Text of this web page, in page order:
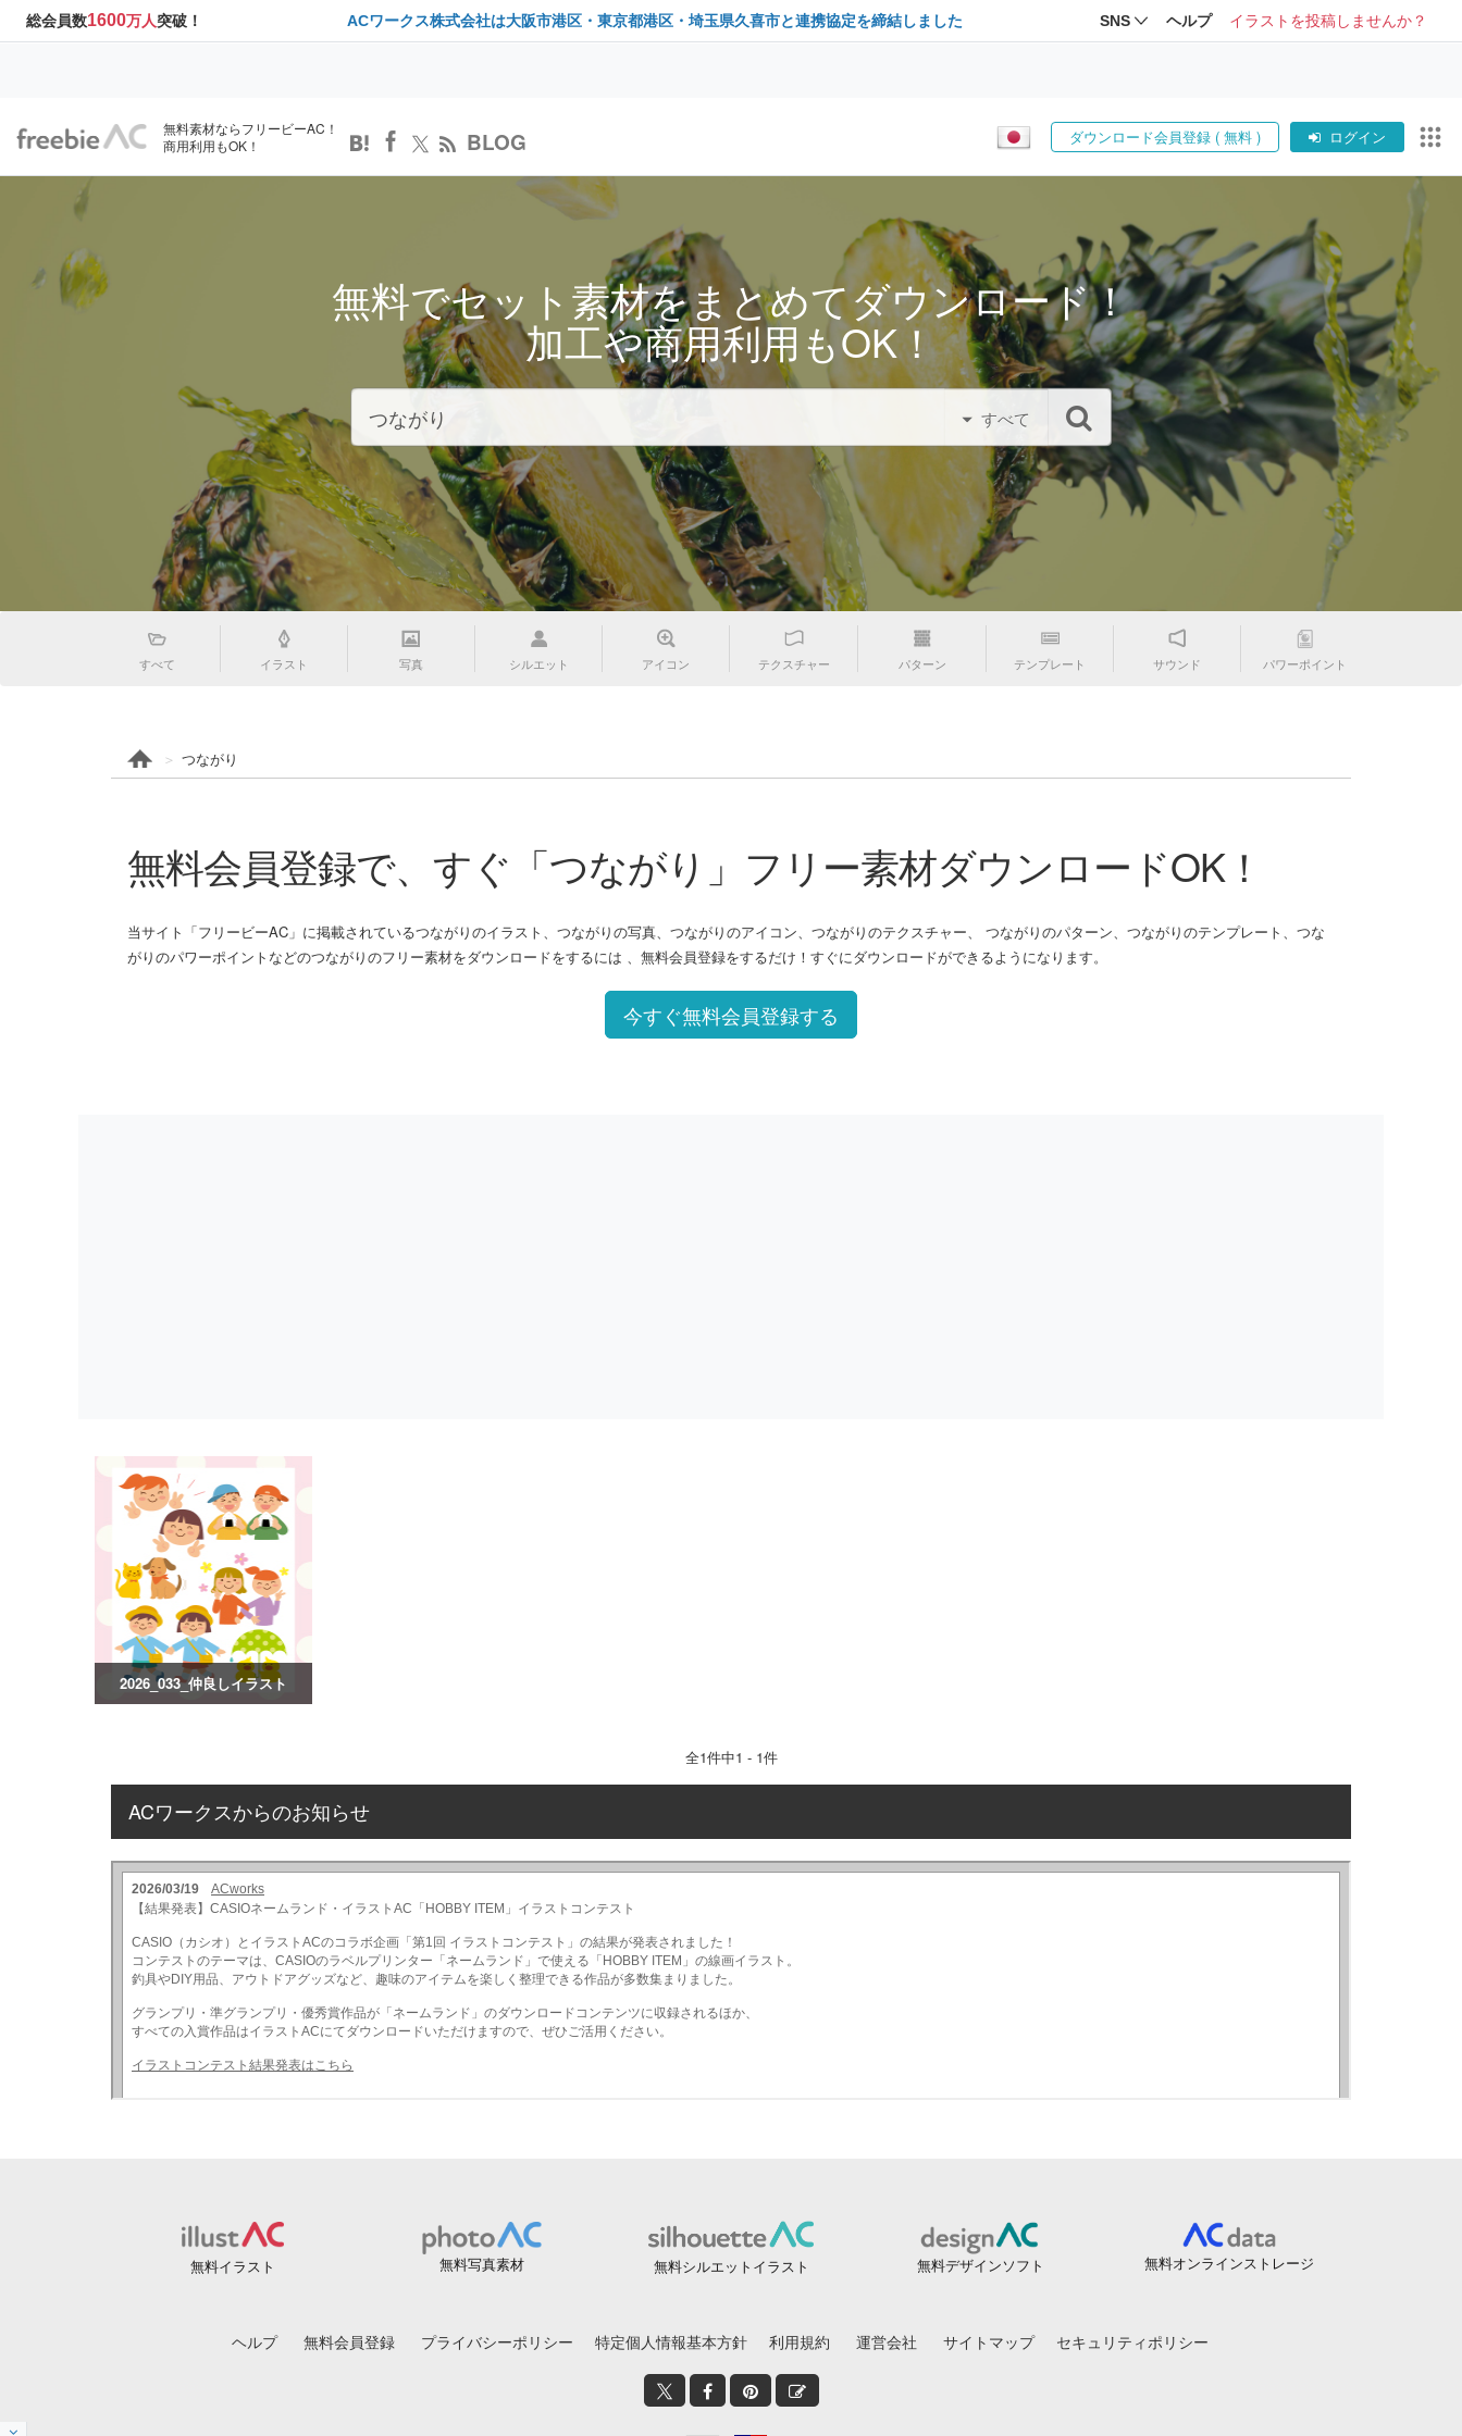
総会員数1600万人突破！ ACワークス株式会社は大阪市港区・東京都港区・埼玉県久喜市と連携協定を締結しました SNS ヘルプ イラストを投稿しませんか？
無料素材ならフリービーAC！
商用利用もOK！
BLOG ダウンロード会員登録 ( 無料 ) ログイン
無料でセット素材をまとめてダウンロード！
加工や商用利用もOK！
すべて
すべて イラスト 写真 シルエット アイコン テクスチャー パターン テンプレート サウンド パワーポイント
つながり
無料会員登録で、すぐ「つながり」フリー素材ダウンロードOK！
当サイト「フリービーAC」に掲載されているつながりのイラスト、つながりの写真、つながりのアイコン、つながりのテクスチャー、 つながりのパターン、つながりのテンプレート、つな
がりのパワーポイントなどのつながりのフリー素材をダウンロードをするには 、無料会員登録をするだけ！すぐにダウンロードができるようになります。
今すぐ無料会員登録する
2026_033_仲良しイラスト
全1件中1 - 1件
ACワークスからのお知らせ
無料イラスト 無料写真素材 無料シルエットイラスト 無料デザインソフト 無料オンラインストレージ
ヘルプ 無料会員登録 プライバシーポリシー 特定個人情報基本方針 利用規約 運営会社 サイトマップ セキュリティポリシー